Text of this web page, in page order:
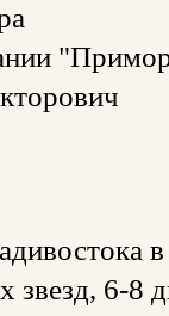
звезд, 6-8